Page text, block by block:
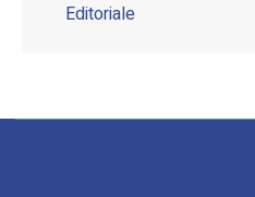
Editoriale